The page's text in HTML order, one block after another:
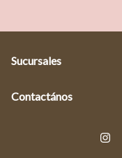
Sucursales
Contactános